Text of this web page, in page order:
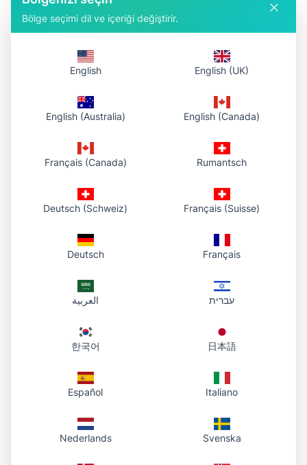
4.Uygun Güvenliği Uygulayın
Hassas içerik için filigran düşünün
Kötüye kullanımı önlemek için kullanımı
izleyin
Yaygın Kullanım
Senaryoları
Blog Yazarları İçin
kullanabilir:
Yerel olarak barındırmadan blog
gönderilerine görüntü yerleştirme
Sayfa yükleme sürelerini iyileştirme
Birden fazla platformda görüntü paylaşma
Bölge seçimi dil ve içeriği değiştirir.
English English (UK)
English (Australia) English (Canada)
Français (Canada) Rumantsch
Deutsch (Schweiz) Français (Suisse)
Deutsch Français
العربية עברית
한국어 日本語
Español Italiano
Nederlands Svenska